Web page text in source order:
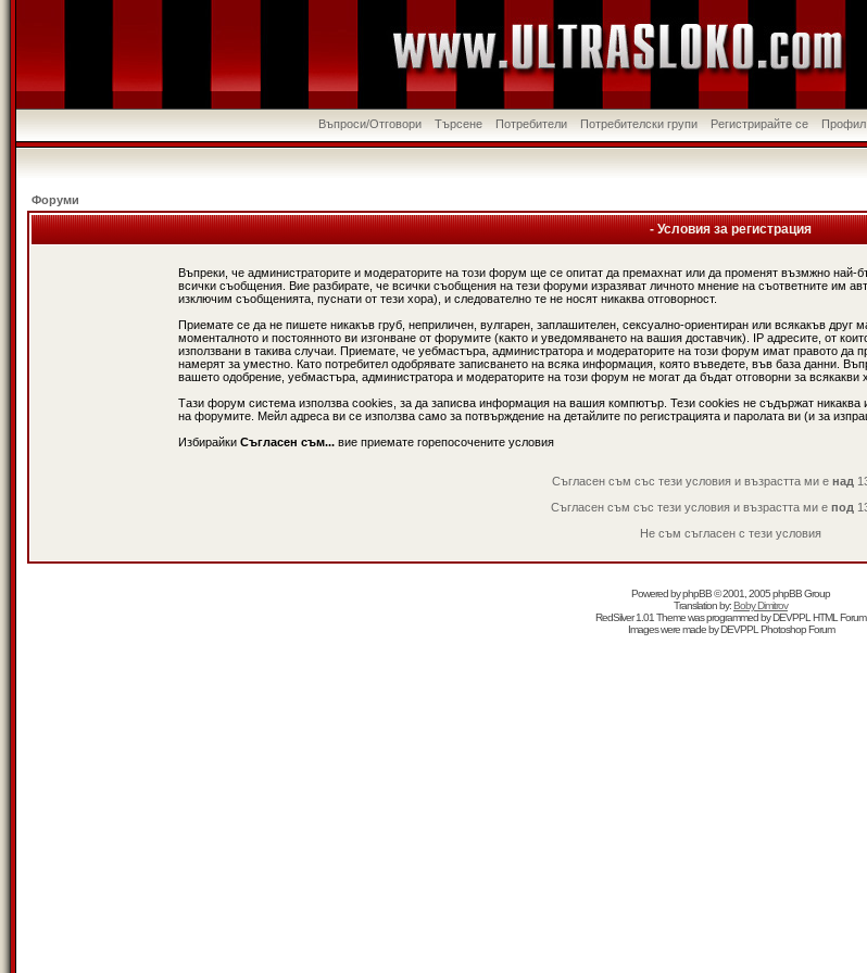
Въпроси/Отговори Търсене Потребители Потребителски групи Регистрирайте се Профил
Форуми
- Условия за регистрация
Въпреки, че администраторите и модераторите на този форум ще се опитат да премахнат или да променят възмжно
всички съобщения. Вие разбирате, че всички съобщения на тези форуми изразяват личното мнение на съответните им
изключим съобщенията, пуснати от тези хора), и следователно те не носят никаква отговорност.
Приемате се да не пишете никакъв груб, неприличен, вулгарен, заплашителен, сексуално-ориентиран или всякакъв
моменталното и постоянното ви изгонване от форумите (както и уведомяването на вашия доставчик). IP адресите, от
използвани в такива случаи. Приемате, че уебмастъра, администратора и модераторите на този форум имат правото да
намерят за уместно. Като потребител одобрявате записването на всяка информация, която въведете, във база данни.
вашето одобрение, уебмастъра, администратора и модераторите на този форум не могат да бъдат отговорни за всякакви
Тази форум система използва cookies, за да записва информация на вашия компютър. Тези cookies не съдържат никаква
на форумите. Мейл адреса ви се използва само за потвърждение на детайлите по регистрацията и паролата ви (и за
Избирайки Съгласен съм...вие приемате горепосочените условия
Съгласен съм със тези условия и възрастта ми е над
Съгласен съм със тези условия и възрастта ми е под
Не съм съгласен с тези условия
Powered byphpBB© 2001, 2005 phpBB Group
Translation by:Boby Dimitrov
RedSilver 1.01 Theme was programmed byDEVPPL HTML Forum
Images were made byDEVPPL Photoshop Forum